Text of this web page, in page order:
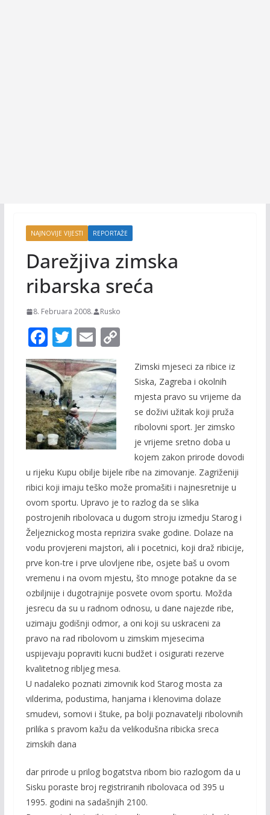
NAJNOVIJE VIJESTI REPORTAŽE
Darežjiva zimska
ribarska sreća
8. Februara 2008. Rusko
F
ac
e
b
o
o
k
T
w
itt
er
E
m
ai
l
C
Zimski mjeseci za ribice iz
Siska, Zagreba i okolnih
mjesta pravo su vrijeme da
se doživi užitak koji pruža
ribolovni sport. Jer zimsko
je vrijeme sretno doba u
kojem zakon prirode dovodi
u rijeku Kupu obilje bijele ribe na zimovanje. Zagriženiji
ribici koji imaju teško može promašiti i najnesretnije u
ovom sportu. Upravo je to razlog da se slika
postrojenih ribolovaca u dugom stroju izmedju Starog i
Željeznickog mosta reprizira svake godine. Dolaze na
vodu provjereni majstori, ali i pocetnici, koji draž ribicije,
prve kon-tre i prve ulovljene ribe, osjete baš u ovom
vremenu i na ovom mjestu, što mnoge potakne da se
ozbiljnije i dugotrajnije posvete ovom sportu. Možda
jesrecu da su u radnom odnosu, u dane najezde ribe,
uzimaju godišnji odmor, a oni koji su uskraceni za
pravo na rad ribolovom u zimskim mjesecima
uspijevaju popraviti kucni budžet i osigurati rezerve
kvalitetnog ribljeg mesa.
U nadaleko poznati zimovnik kod Starog mosta za
vilderima, podustima, hanjama i klenovima dolaze
smudevi, somovi i štuke, pa bolji poznavatelji ribolovnih
prilika s pravom kažu da velikodušna ribicka sreca
zimskih dana
dar prirode u prilog bogatstva ribom bio razlogom da u
Sisku poraste broj registriranih ribolovaca od 395 u
1995. godini na sadašnjih 2100.